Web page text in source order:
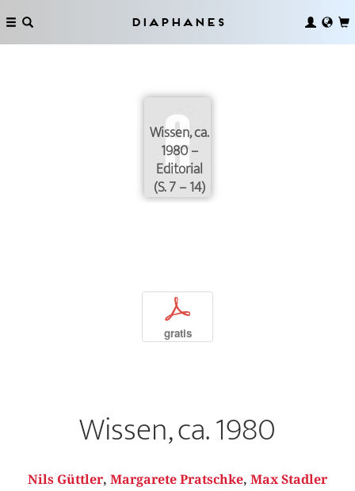
Diaphanes
Wissen, ca.
1980 –
Editorial
(S. 7 – 14)
p
gratis
Wissen, ca. 1980
Nils Güttler, Margarete Pratschke, Max Stadler